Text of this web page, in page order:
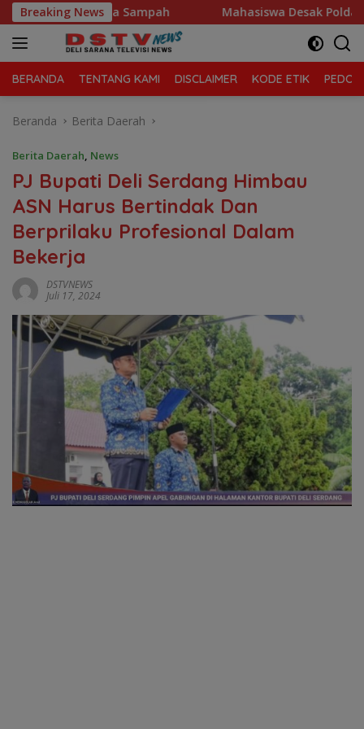
Langsung
ke
konten
Breaking News
Sampah Mahasiswa Desak Polda Sumut Tutup
BERANDA TENTANG KAMI DISCLAIMER KODE ETIK
Beranda Berita Daerah
Berita Daerah, News
PJ Bupati Deli Serdang Himbau
ASN Harus Bertindak Dan
Berprilaku Profesional Dalam
Bekerja
DSTVNEWS
Juli 17, 2024